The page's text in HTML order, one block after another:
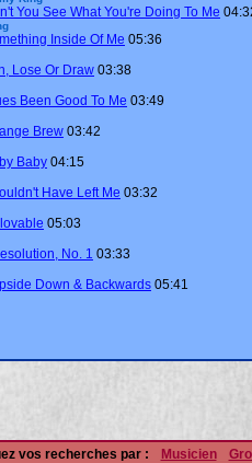
You See What You're Doing To Me
Inside Of Me 05:36
Lose Or Draw 03:38
Been Good To Me 03:49
Brew 03:42
Baby 04:15
Have Left Me 03:32
05:03
No. 1 03:33
Down & Backwards 05:41
vos recherches par : Musicien